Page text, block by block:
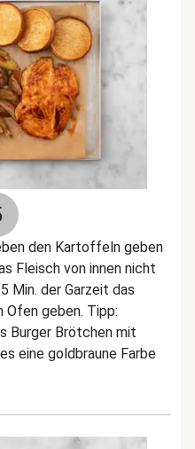
den Kartoffeln geben
Fleisch von innen nicht
Min. der Garzeit das
Ofen geben. Tipp:
Burger Brötchen mit
eine goldbraune Farbe